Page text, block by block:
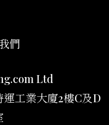
們
Ltd
工業大廈2樓C及D